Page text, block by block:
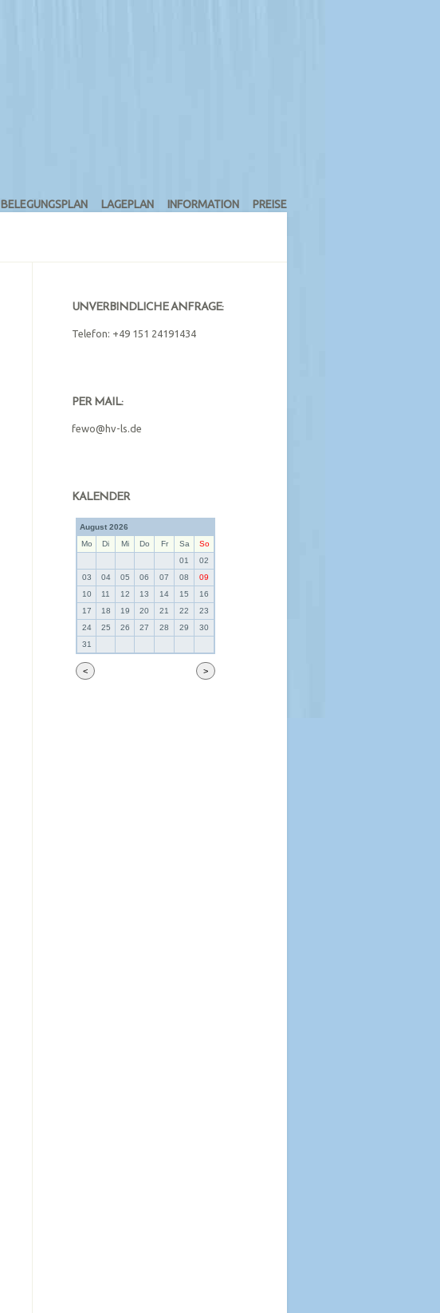
BELEGUNGSPLAN LAGEPLAN INFORMATION PREISE
UNVERBINDLICHE ANFRAGE:
Telefon: +49 151 24191434
PER MAIL:
fewo@hv-ls.de
KALENDER
August 2026
Mo
Di Mi Do Fr Sa
So
01
02
03
04 05 06 07 08
09
10
11 12 13 14 15
16
17
18 19 20 21 22
23
24
25 26 27 28 29
30
31